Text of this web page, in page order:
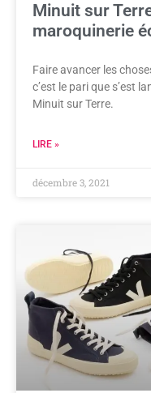
Minuit sur
maroquinerie
Faire avancer les
c’est le pari que s’est
Minuit sur Terre.
LIRE »
décembre 3, 2021